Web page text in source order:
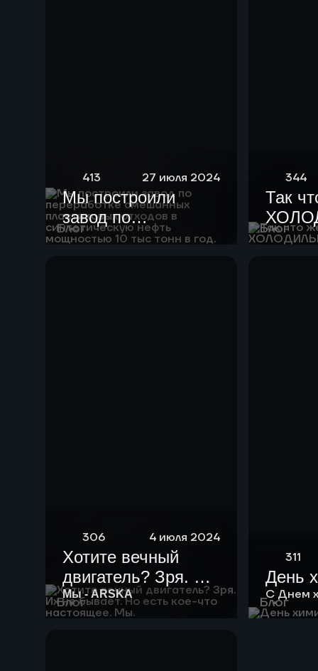
Блог
413 27 июля 2024
Мы построили
завод по
переработке
Блог
344
Так
Блог
306 4 июля 2024
Хотите вечный
двигатель? Зря. Их
не бывает. Но есть
кое-что настоящее.
Мы - ARSKA
Блог
311
День
С Днем